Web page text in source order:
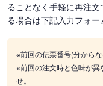
ることなく手軽に再注
る場合は下記入力フォー
※前回の伝票番号(分から
※前回の注文時と色味が異
せ。